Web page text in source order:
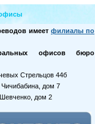
имеет филиалы по
офисов бюро
Стрельцов 44б
Чичибабина, дом 7
дом 2